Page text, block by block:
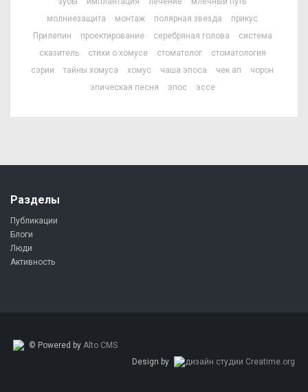
молниезащита
монтаж полярная звезда
прикус
Прилепин
проектирование серебряная голова
система
сказитель
стихи о хомусе стоматолог
стоматология
сэрии
тайны хомуса хомус чаша эпоса чек ап
чорон
эпическая песня
эпос эссе
Разделы
Публикации
Блоги
Люди
Активность
© Powered by Alto CMS
Design by